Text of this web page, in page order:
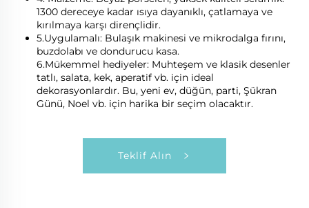
1300 dereceye kadar ısıya dayanıklı, çatlamaya ve
kırılmaya karşı dirençlidir.
5.Uygulamalı: Bulaşık makinesi ve mikrodalga fırını,
buzdolabı ve dondurucu kasa.
6.Mükemmel hediyeler: Muhteşem ve klasik desenler
tatlı, salata, kek, aperatif vb. için ideal
dekorasyonlardır. Bu, yeni ev, düğün, parti, Şükran
Günü, Noel vb. için harika bir seçim olacaktır.
Teklif Alın